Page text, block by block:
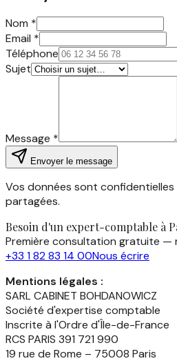
Nom *
Email *
Téléphone
Sujet
Message *
Envoyer le message
Vos données sont
partagées.
Besoin d'un expert-comptable à
Première consultation gratuite —
+33 1 82 83 14 00Nous écrire
Mentions légales :
SARL CABINET BOHDANOWICZ
Société d'expertise comptable
Inscrite à l'Ordre d'Île-de-France
RCS PARIS 391 721 990
19 rue de Rome – 75008 Paris